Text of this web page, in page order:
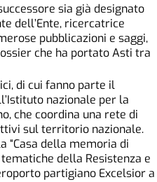
sia già designato
dell’Ente, ricercatrice
pubblicazioni e saggi,
che ha portato Asti tra
di cui fanno parte il
nazionale per la
che coordina una rete di
sul territorio nazionale.
“Casa della memoria di
della Resistenza e
partigiano Excelsior a